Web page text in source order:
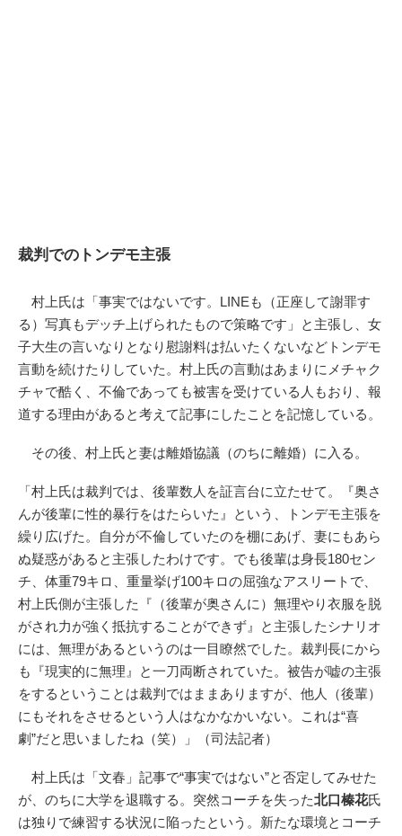
裁判でのトンデモ主張
村上氏は「事実ではないです。LINEも（正座して謝罪す
る）写真もデッチ上げられたもので策略です」と主張し、女
子大生の言いなりとなり慰謝料は払いたくないなどトンデモ
言動を続けたりしていた。村上氏の言動はあまりにメチャク
チャで酷く、不倫であっても被害を受けている人もおり、報
道する理由があると考えて記事にしたことを記憶している。
その後、村上氏と妻は離婚協議（のちに離婚）に入る。
「村上氏は裁判では、後輩数人を証言台に立たせて。『奥さ
んが後輩に性的暴行をはたらいた』という、トンデモ主張を
繰り広げた。自分が不倫していたのを棚にあげ、妻にもあら
ぬ疑惑があると主張したわけです。でも後輩は身長180セン
チ、体重79キロ、重量挙げ100キロの屈強なアスリートで、
村上氏側が主張した『（後輩が奥さんに）無理やり衣服を脱
がされ力が強く抵抗することができず』と主張したシナリオ
には、無理があるというのは一目瞭然でした。裁判長にから
も『現実的に無理』と一刀両断されていた。被告が嘘の主張
をするということは裁判ではままありますが、他人（後輩）
にもそれをさせるという人はなかなかいない。これは“喜
劇”だと思いましたね（笑）」（司法記者）
村上氏は「文春」記事で“事実ではない”と否定してみせた
が、のちに大学を退職する。突然コーチを失った北口榛花氏
は独りで練習する状況に陥ったという。新たな環境とコーチ